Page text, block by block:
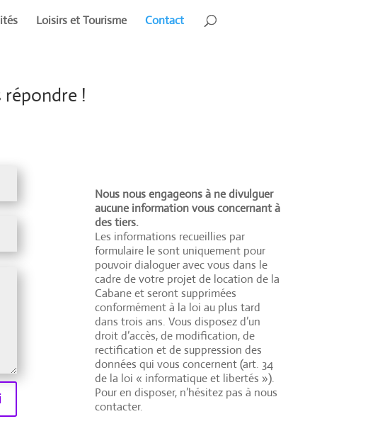
Loisirs et Tourisme Contact
répondre !
Nous nous engageons à ne divulguer
aucune information vous concernant à
des tiers.
Les informations recueillies par
formulaire le sont uniquement pour
pouvoir dialoguer avec vous dans le
cadre de votre projet de location de la
Cabane et seront supprimées
conformément à la loi au plus tard
dans trois ans. Vous disposez d’un
droit d’accès, de modification, de
rectification et de suppression des
données qui vous concernent (art. 34
de la loi « informatique et libertés »).
Pour en disposer, n’hésitez pas à nous
contacter.